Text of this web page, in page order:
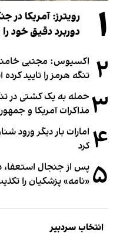
۱
رویترز: آمریکا در
دوربرد دقیق خود
۲ اکسیوس: مجتبی
تنگه هرمز را تایید
۳ حمله به یک کشتی در
مذاکرات آمریکا و
۴ امارات بار دیگر ورود
کرد
۵ پس از جنجال استعفا،
«نامه» پزشکیان را
انتخاب سردبیر